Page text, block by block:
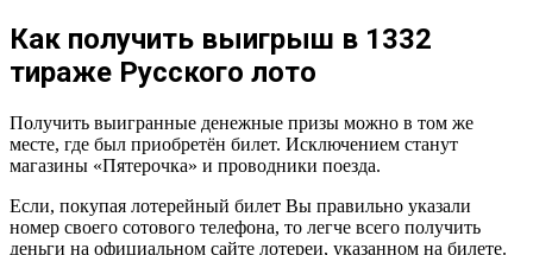
Как получить выигрыш в 1332
тираже Русского лото
Получить выигранные денежные призы можно в том же
месте, где был приобретён билет. Исключением станут
магазины «Пятерочка» и проводники поезда.
Если, покупая лотерейный билет Вы правильно указали
номер своего сотового телефона, то легче всего получить
деньги на официальном сайте лотереи, указанном на билете.